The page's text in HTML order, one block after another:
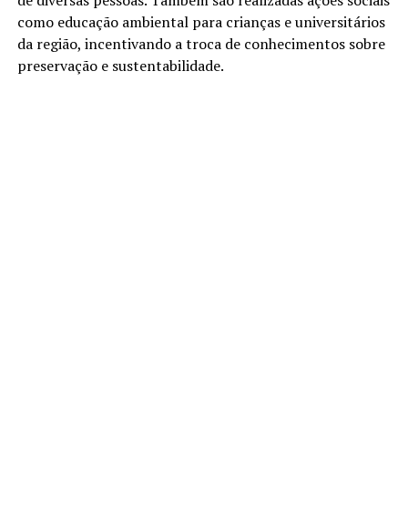
como educação ambiental para crianças e universitários
da região, incentivando a troca de conhecimentos sobre
preservação e sustentabilidade.